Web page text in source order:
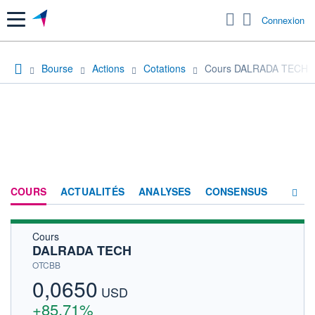
Menu Connexion
Bourse Actions Cotations Cours DALRADA TECH
COURS ACTUALITÉS ANALYSES CONSENSUS
Cours
DALRADA TECH
OTCBB
0,0650 USD
+85,71%